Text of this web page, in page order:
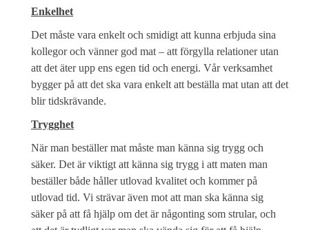
Enkelhet
Det måste vara enkelt och smidigt att kunna erbjuda sina
kollegor och vänner god mat – att förgylla relationer utan
att det äter upp ens egen tid och energi. Vår verksamhet
bygger på att det ska vara enkelt att beställa mat utan att det
blir tidskrävande.
Trygghet
När man beställer mat måste man känna sig trygg och
säker. Det är viktigt att känna sig trygg i att maten man
beställer både håller utlovad kvalitet och kommer på
utlovad tid. Vi strävar även mot att man ska känna sig
säker på att få hjälp om det är någonting som strular, och